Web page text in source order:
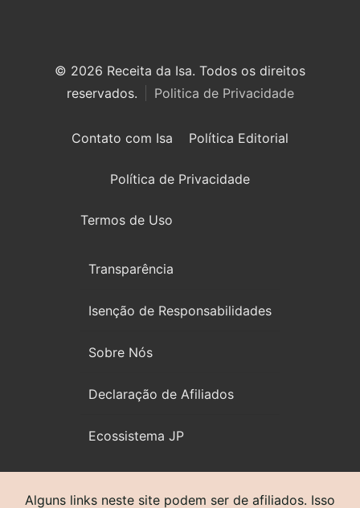
© 2026 Receita da Isa. Todos os direitos
reservados.
Politica de Privacidade
Contato com Isa Política Editorial
Política de Privacidade
Termos de Uso
Transparência
Isenção de Responsabilidades
Sobre Nós
Declaração de Afiliados
Ecossistema JP
Alguns links neste site podem ser de afiliados. Isso